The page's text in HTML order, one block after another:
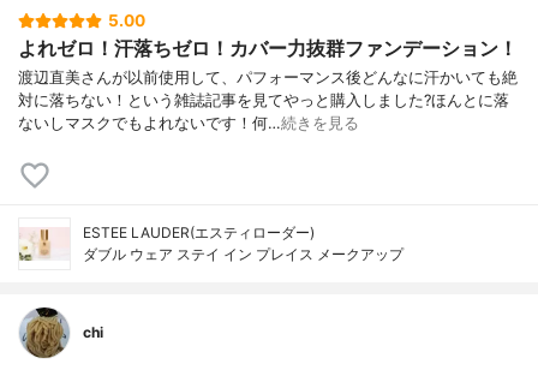
5.00
よれゼロ！汗落ちゼロ！カバー力抜群ファンデーション！
渡辺直美さんが以前使用して、パフォーマンス後どんなに汗かいても絶
対に落ちない！という雑誌記事を見てやっと購入しました?ほんとに落
ないしマスクでもよれないです！何…続きを見る
ESTEE LAUDER(エスティローダー)
ダブル ウェア ステイ イン プレイス メークアップ
chi